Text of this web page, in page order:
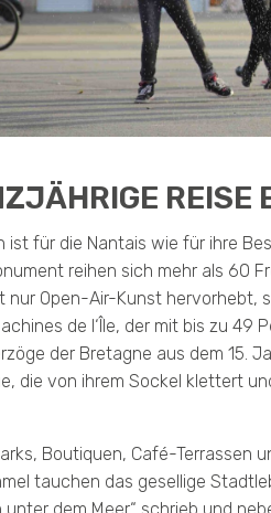
REISE
ist für die Nantais wie für ihre
reihen sich mehr als 60
nur Open-Air-Kunst hervorhebt,
de l‘Île, der mit bis zu
der Bretagne aus dem 15.
die von ihrem Sockel klettert
Boutiquen, Café-Terrassen
tauchen das gesellige